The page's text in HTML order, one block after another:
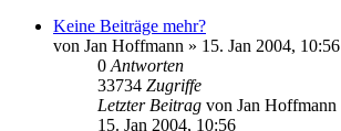
Keine Beiträge mehr?
von Jan Hoffmann » 15. Jan 2004, 10:56
0 Antworten
33734 Zugriffe
Letzter Beitrag von Jan Hoffmann
15. Jan 2004, 10:56